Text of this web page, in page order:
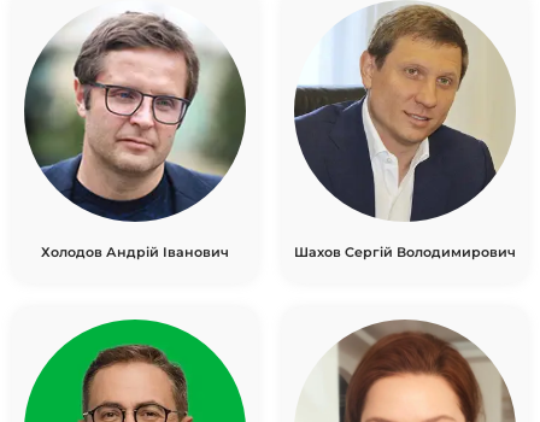
Холодов Андрій Іванович Шахов Сергій Володимирович